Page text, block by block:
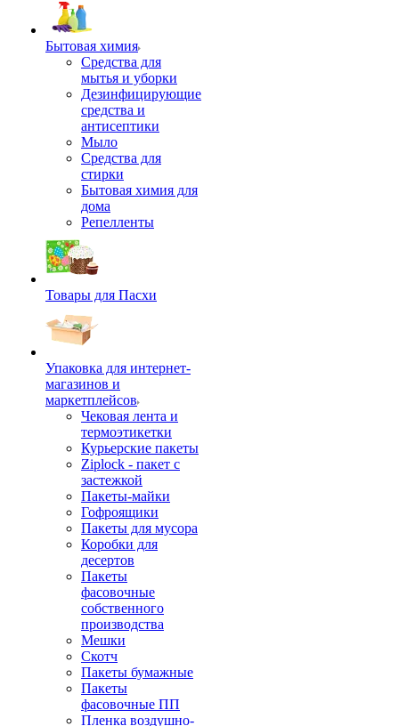
Бытовая химия
Средства для
мытья и уборки
Дезинфицирующие
средства и
антисептики
Мыло
Средства для
стирки
Бытовая химия для
дома
Репелленты
Товары для Пасхи
Упаковка для интернет-
магазинов и
маркетплейсов
Чековая лента и
термоэтикетки
Курьерские пакеты
Ziplock - пакет с
застежкой
Пакеты-майки
Гофроящики
Пакеты для мусора
Коробки для
десертов
Пакеты
фасовочные
собственного
производства
Мешки
Скотч
Пакеты бумажные
Пакеты
фасовочные ПП
Пленка воздушно-